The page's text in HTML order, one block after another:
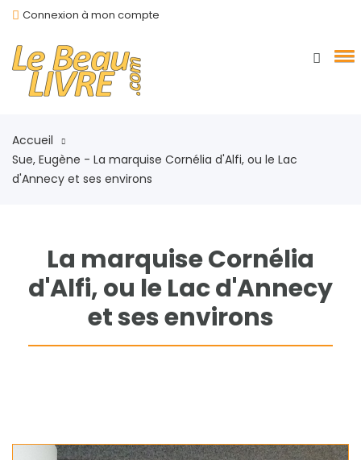
Connexion à mon compte
Accueil
Sue, Eugène - La marquise Cornélia d'Alfi, ou le Lac
d'Annecy et ses environs
La marquise Cornélia
d'Alfi, ou le Lac d'Annecy
et ses environs